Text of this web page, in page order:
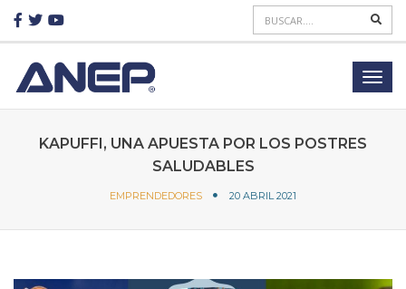
KAPUFFI, UNA APUESTA POR LOS POSTRES
SALUDABLES
EMPRENDEDORES 20 ABRIL 2021